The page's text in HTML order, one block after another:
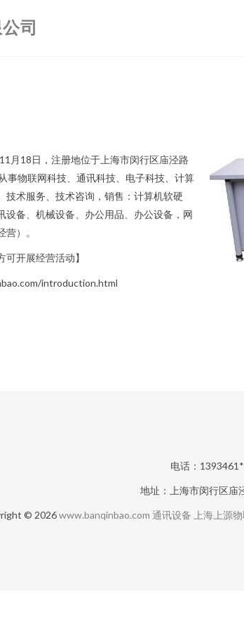
司
月18日，注册地位于上海市闵行区庙泾路
事物联网科技、通讯科技、电子科技、计算
术服务、技术咨询，销售：计算机软硬
备、机械设备、办公用品、办公设备，网
）。
可开展经营活动】
introduction.html
电话：
地址：上海市闵行区庙
© 2026www.banqinbao.com 通讯设备 上海上源